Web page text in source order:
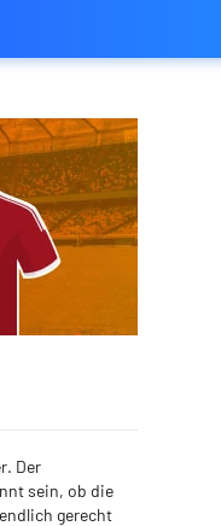
Der
sein, ob die
gerecht